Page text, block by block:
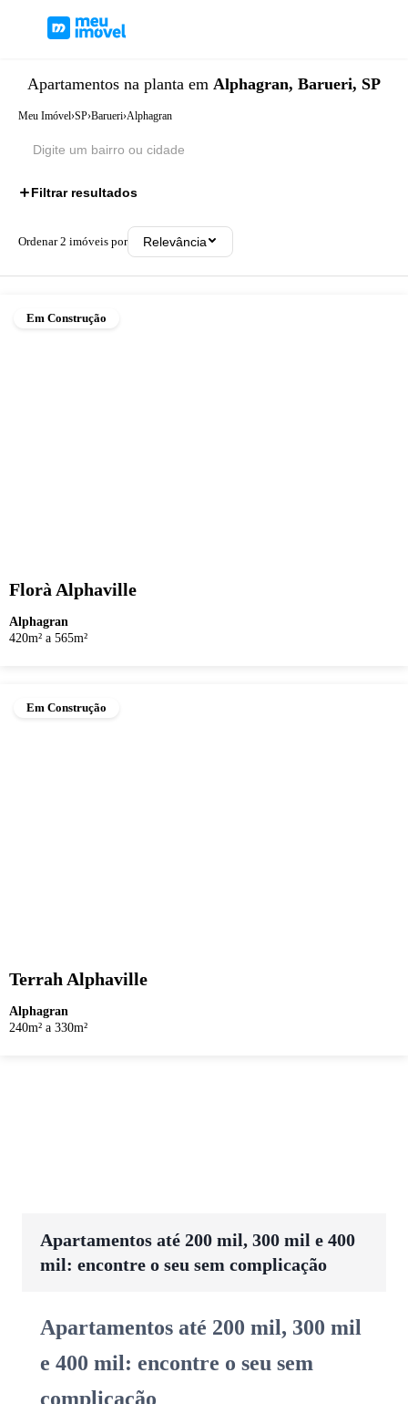
Apartamentos na planta em Alphagran, Barueri, SP
Meu Imóvel›SP›Barueri›Alphagran
Filtrar resultados
Ordenar2 imóveis por Relevância
Em Construção
Florà Alphaville
Alphagran
420m² a 565m²
Em Construção
Terrah Alphaville
Alphagran
240m² a 330m²
Apartamentos até 200 mil, 300 mil e 400
mil: encontre o seu sem complicação
Apartamentos até 200 mil, 300 mil
e 400 mil: encontre o seu sem
complicação